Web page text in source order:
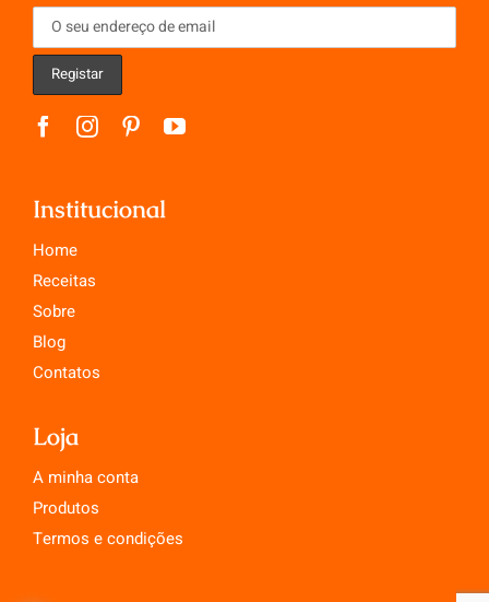
Institucional
Home
Receitas
Sobre
Blog
Contatos
Loja
A minha conta
Produtos
Termos e condições